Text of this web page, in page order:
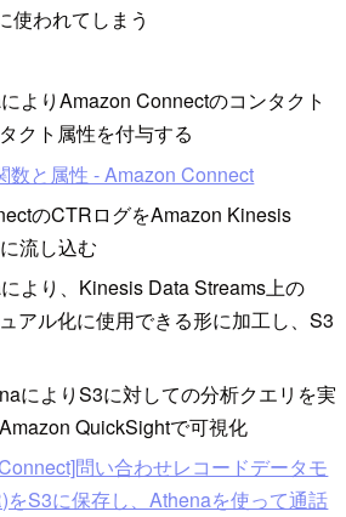
使われてしまう
よりAmazon Connectのコンタクト
クト属性を付与する
数と属性 - Amazon Connect
のCTRログをAmazon Kinesis
流し込む
より、Kinesis Data Streams上の
アル化に使用できる形に加工し、S3
によりS3に対しての分析クエリを実
QuickSightで可視化
問い合わせレコードデータモ
をS3に保存し、Athenaを使って通話